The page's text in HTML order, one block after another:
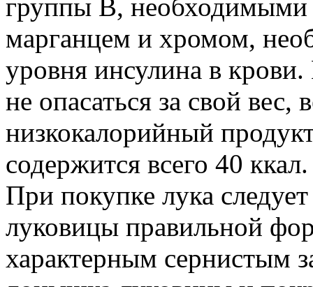
группы В, необходимыми
марганцем и хромом,
уровня инсулина в
не опасаться за свой вес,
низкокалорийный
содержится всего 40 ккал.
При покупке лука
луковицы правильной
характерным сернистым